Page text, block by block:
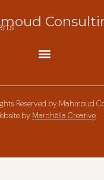
Reserved by Mahmoud
by Marchēlla Creative